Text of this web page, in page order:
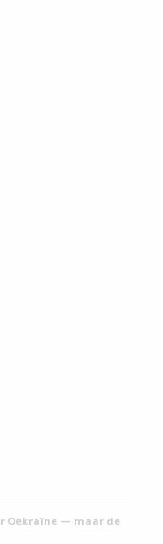
Oekraïne — maar de